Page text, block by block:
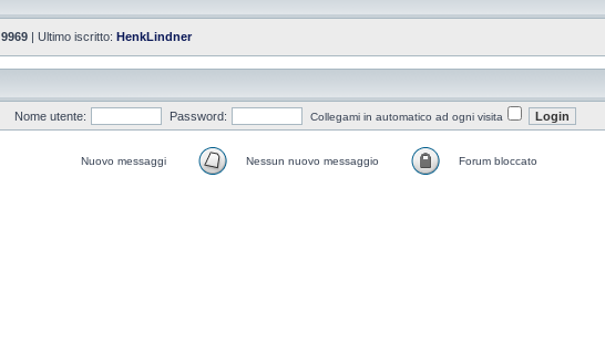
9969 | Ultimo iscritto: HenkLindner
Nome utente: Password: Collegami in automatico ad ogni visita
Nuovo messaggi Nessun nuovo messaggio Forum bloccato